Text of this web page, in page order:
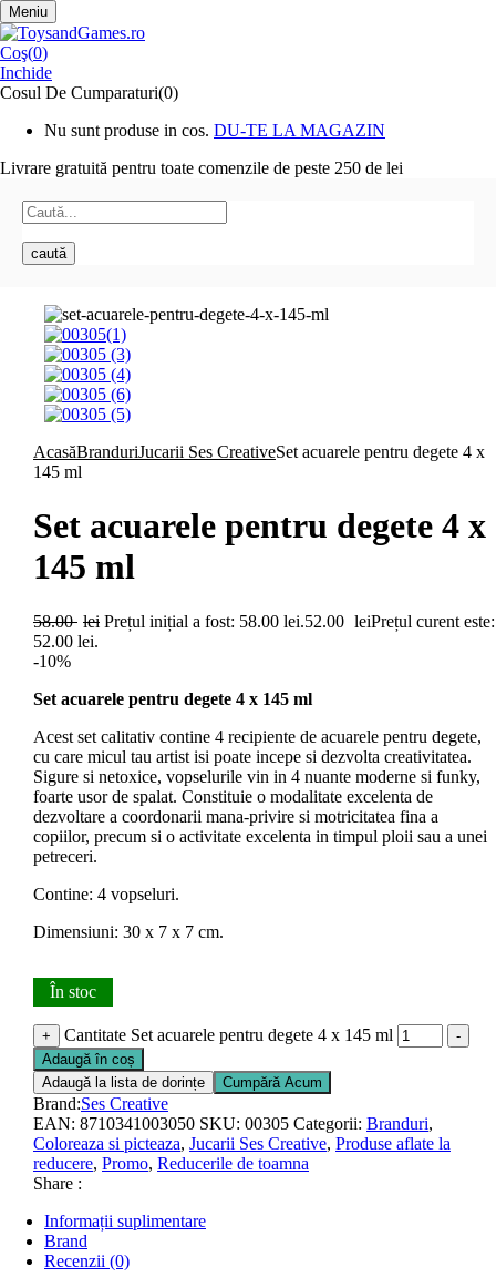
Meniu
Coş(0)
Inchide
Cosul De Cumparaturi(0)
Nu sunt produse in cos. DU-TE LA MAGAZIN
Livrare gratuită pentru toate comenzile de peste 250 de lei
caută
AcasăBranduriJucarii Ses CreativeSet acuarele pentru degete 4 x
145 ml
Set acuarele pentru degete 4 x
145 ml
58.00 lei Prețul inițial a fost: 58.00 lei.52.00 leiPrețul curent este:
52.00 lei.
-10%
Set acuarele pentru degete 4 x 145 ml
Acest set calitativ contine 4 recipiente de acuarele pentru degete,
cu care micul tau artist isi poate incepe si dezvolta creativitatea.
Sigure si netoxice, vopselurile vin in 4 nuante moderne si funky,
foarte usor de spalat. Constituie o modalitate excelenta de
dezvoltare a coordonarii mana-privire si motricitatea fina a
copiilor, precum si o activitate excelenta in timpul ploii sau a unei
petreceri.
Contine: 4 vopseluri.
Dimensiuni: 30 x 7 x 7 cm.
În stoc
+ Cantitate Set acuarele pentru degete 4 x 145 ml
-
Adaugă în coș
Adaugă la lista de dorințe
Cumpără Acum
Brand:Ses Creative
EAN: 8710341003050 SKU: 00305 Categorii: Branduri,
Coloreaza si picteaza, Jucarii Ses Creative, Produse aflate la
reducere, Promo, Reducerile de toamna
Share :
Informații suplimentare
Brand
Recenzii (0)